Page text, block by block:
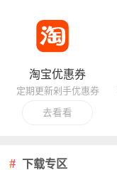
淘宝优惠券
定期更新剁手优惠券
去看看
下载专区